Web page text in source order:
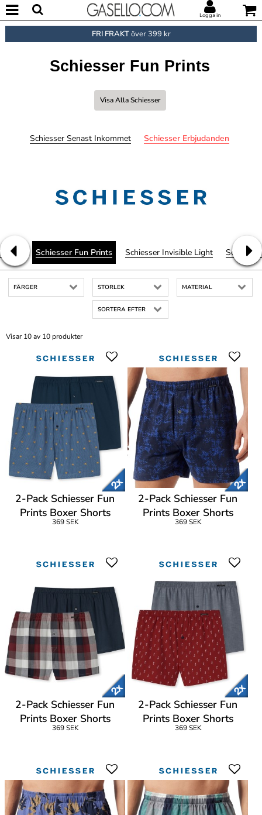
Logga in
FRI FRAKTöver 399 kr
Schiesser Fun Prints
Visa Alla Schiesser
Schiesser Senast Inkommet Schiesser Erbjudanden
Soft Schiesser Fun Prints Schiesser Invisible Light
FÄRGER STORLEK MATERIAL
SORTERA EFTER
Visar 10 av 10 produkter
2-Pack Schiesser Fun
Prints Boxer Shorts
369 SEK
2-Pack Schiesser Fun
Prints Boxer Shorts
369 SEK
2-Pack Schiesser Fun
Prints Boxer Shorts
369 SEK
2-Pack Schiesser Fun
Prints Boxer Shorts
369 SEK